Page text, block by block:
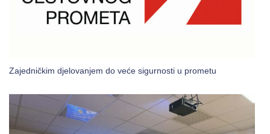
Zajedničkim djelovanjem do veće sigurnosti u prometu